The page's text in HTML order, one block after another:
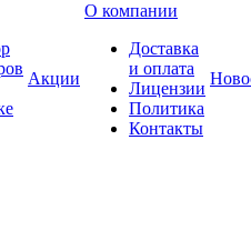
Акции
О компании
Доставка
и оплата
Лицензии
Политика
Контакты